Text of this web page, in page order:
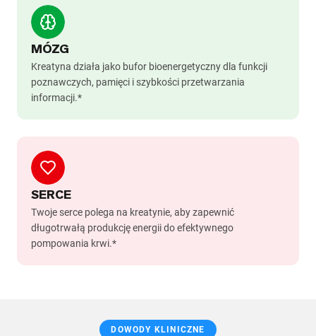
MÓZG
Kreatyna działa jako bufor bioenergetyczny dla funkcji
poznawczych, pamięci i szybkości przetwarzania
informacji.*
SERCE
Twoje serce polega na kreatynie, aby zapewnić
długotrwałą produkcję energii do efektywnego
pompowania krwi.*
DOWODY KLINICZNE